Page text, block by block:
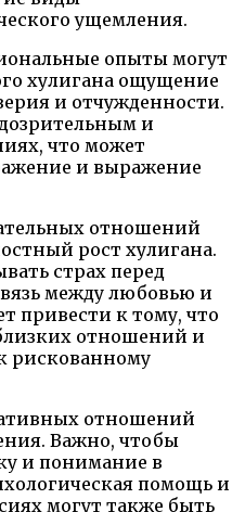
ущемления.
опыты могут
хулигана ощущение
и отчужденности.
и
что может
и выражение
отношений
рост хулигана.
страх перед
между любовью и
привести к тому, что
отношений и
рискованному
отношений
Важно, чтобы
и понимание в
помощь и
могут также быть